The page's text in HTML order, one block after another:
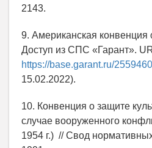
2143.
9. Американская конвенция
Доступ из СПС «Гарант».
https://base.garant.ru/
15.02.2022).
10. Конвенция о защите
случае вооруженного
1954 г.) // Свод